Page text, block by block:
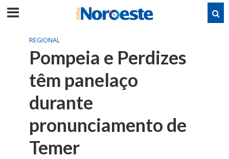
REGIONAL
Pompeia e Perdizes
têm panelaço
durante
pronunciamento de
Temer